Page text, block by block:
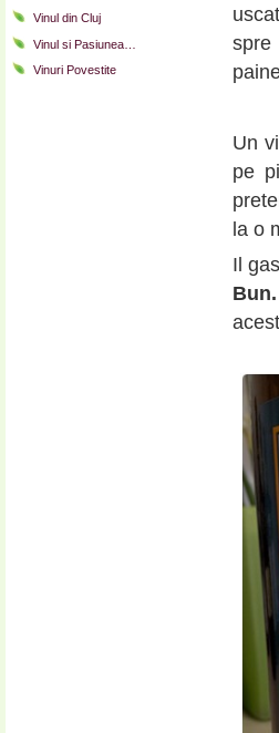
Vinul din Cluj
Vinul si Pasiunea…
Vinuri Povestite
spre
Un
pe
la o
Il
Bun.